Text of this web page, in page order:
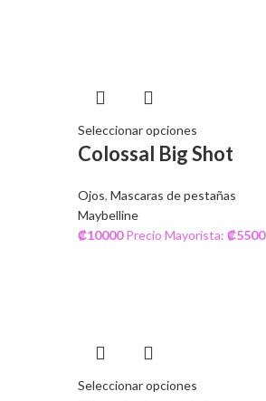
Seleccionar opciones
Colossal Big Shot
Ojos, Mascaras de pestañas
Maybelline
₡10000 Precio Mayorista: ₡5500
Seleccionar opciones